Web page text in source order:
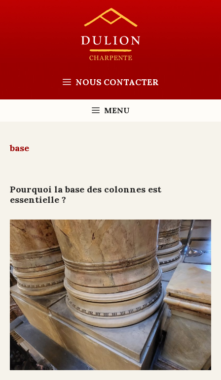
NOUS CONTACTER
MENU
base
Pourquoi la base des colonnes est
essentielle ?